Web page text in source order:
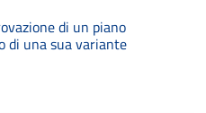
di un piano
di una sua variante